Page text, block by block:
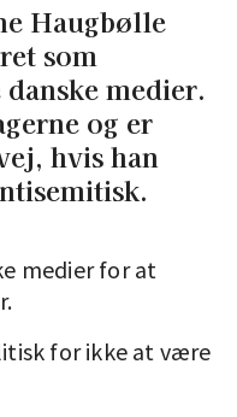
Haugbølle
som
medier.
og er
hvis han
medier for at
for ikke at være